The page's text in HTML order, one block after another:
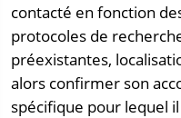
contacté en fonction
protocoles de
préexistantes,
alors confirmer son
spécifique pour lequel